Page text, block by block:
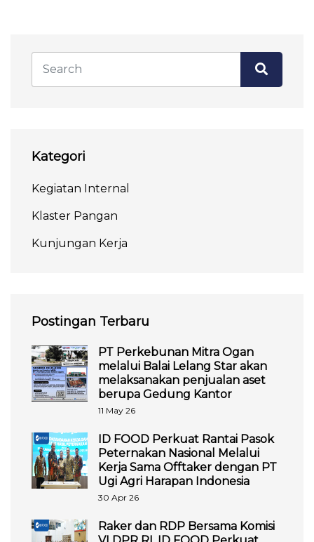
Kategori
Kegiatan Internal
Klaster Pangan
Kunjungan Kerja
Postingan Terbaru
PT Perkebunan Mitra Ogan
melalui Balai Lelang Star akan
melaksanakan penjualan aset
berupa Gedung Kantor
11 May 26
ID FOOD Perkuat Rantai Pasok
Peternakan Nasional Melalui
Kerja Sama Offtaker dengan PT
Ugi Agri Harapan Indonesia
30 Apr 26
Raker dan RDP Bersama Komisi